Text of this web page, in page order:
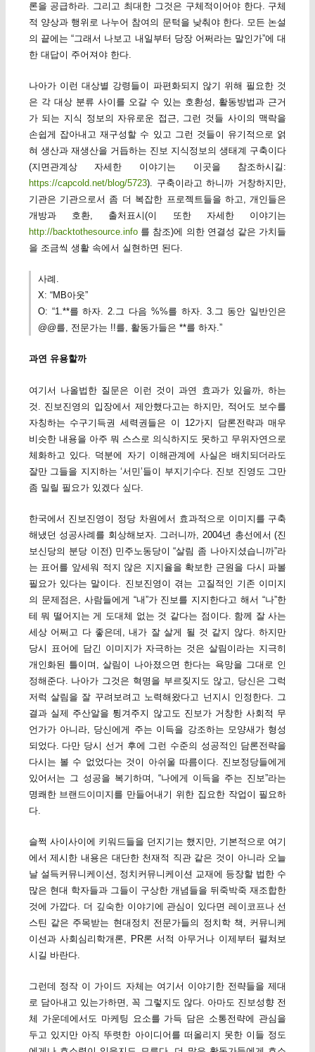
론을 공급하라. 그리고 최대한 그것은 구체적이어야 한다. 구체
적 양상과 행위로 나누어 참여의 문턱을 낮춰야 한다. 모든 논설
의 끝에는 “그래서 나보고 내일부터 당장 어쩌라는 말인가”에 대
한 대답이 주어져야 한다.
나아가 이런 대상별 강령들이 파편화되지 않기 위해 필요한 것
은 각 대상 분류 사이를 오갈 수 있는 호환성, 활동방법과 근거
가 되는 지식 정보의 자유로운 접근, 그런 것들 사이의 맥락을
손쉽게 잡아내고 재구성할 수 있고 그런 것들이 유기적으로 얽
혀 생산과 재생산을 거듭하는 진보 지식정보의 생태계 구축이다
(지면관계상 자세한 이야기는 이곳을 참조하시길:
https://capcold.net/blog/5723). 구축이라고 하니까 거창하지만,
기관은 기관으로서 좀 더 복잡한 프로젝트들을 하고, 개인들은
개방과 호환, 출처표시(이 또한 자세한 이야기는
http://backtothesource.info를 참조)에 의한 연결성 같은 가치들
을 조금씩 생활 속에서 실현하면 된다.
사례.
X: “MB아웃”
O: “1.**를 하자. 2.그 다음 %%를 하자. 3.그 동안 일반인은
@@를, 전문가는 !!를, 활동가들은 **를 하자.”
과연 유용할까
여기서 나올법한 질문은 이런 것이 과연 효과가 있을까, 하는
것. 진보진영의 입장에서 제안했다고는 하지만, 적어도 보수를
자칭하는 수구기득권 세력권들은 이 12가지 담론전략과 매우
비슷한 내용을 아주 뭐 스스로 의식하지도 못하고 무위자연으로
체화하고 있다. 덕분에 자기 이해관계에 사실은 배치되더라도
잘만 그들을 지지하는 ‘서민’들이 부지기수다. 진보 진영도 그만
좀 밀릴 필요가 있겠다 싶다.
한국에서 진보진영이 정당 차원에서 효과적으로 이미지를 구축
해냈던 성공사례를 회상해보자. 그러니까, 2004년 총선에서 (진
보신당의 분당 이전) 민주노동당이 “살림 좀 나아지셨습니까”라
는 표어를 앞세워 적지 않은 지지율을 확보한 근원을 다시 파볼
필요가 있다는 말이다. 진보진영이 겪는 고질적인 기존 이미지
의 문제점은, 사람들에게 “내”가 진보를 지지한다고 해서 “나”한
테 뭐 떨어지는 게 도대체 없는 것 같다는 점이다. 함께 잘 사는
세상 어쩌고 다 좋은데, 내가 잘 살게 될 것 같지 않다. 하지만
당시 표어에 담긴 이미지가 자극하는 것은 살림이라는 지극히
개인화된 틀이며, 살림이 나아졌으면 한다는 욕망을 그대로 인
정해준다. 나아가 그것은 혁명을 부르짖지도 않고, 당신은 그럭
저럭 살림을 잘 꾸려보려고 노력해왔다고 넌지시 인정한다. 그
결과 실제 주산알을 튕겨주지 않고도 진보가 거창한 사회적 무
언가가 아니라, 당신에게 주는 이득을 강조하는 모양새가 형성
되었다. 다만 당시 선거 후에 그런 수준의 성공적인 담론전략을
다시는 볼 수 없었다는 것이 아쉬울 따름이다. 진보정당들에게
있어서는 그 성공을 복기하며, “나에게 이득을 주는 진보”라는
명쾌한 브랜드이미지를 만들어내기 위한 집요한 작업이 필요하
다.
슬쩍 사이사이에 키워드들을 던지기는 했지만, 기본적으로 여기
에서 제시한 내용은 대단한 천재적 직관 같은 것이 아니라 오늘
날 설득커뮤니케이션, 정치커뮤니케이션 교재에 등장할 법한 수
많은 현대 학자들과 그들이 구상한 개념들을 뒤죽박죽 재조합한
것에 가깝다. 더 깊숙한 이야기에 관심이 있다면 레이코프나 선
스틴 같은 주목받는 현대정치 전문가들의 정치학 책, 커뮤니케
이션과 사회심리학개론, PR론 서적 아무거나 이제부터 펼쳐보
시길 바란다.
그런데 정작 이 가이드 자체는 여기서 이야기한 전략들을 제대
로 담아내고 있는가하면, 꼭 그렇지도 않다. 아마도 진보성향 전
체 가운데에서도 마케팅 요소를 가득 담은 소통전략에 관심을
두고 있지만 아직 뚜렷한 아이디어를 떠올리지 못한 이들 정도